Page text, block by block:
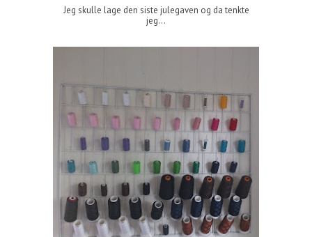
Jeg skulle lage den siste julegaven og da tenkte
jeg...